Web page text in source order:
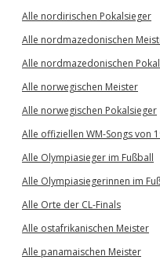
Alle nordirischen Pokalsieger
Alle nordmazedonischen
Alle nordmazedonischen
Alle norwegischen Meister
Alle norwegischen Pokalsieger
Alle offiziellen WM-Songs von
Alle Olympiasieger im Fußball
Alle Olympiasiegerinnen im
Alle Orte der CL-Finals
Alle ostafrikanischen Meister
Alle panamaischen Meister